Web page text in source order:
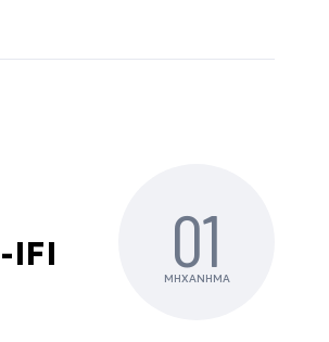
IFI 01
ΜΗΧΑΝΗΜΑ